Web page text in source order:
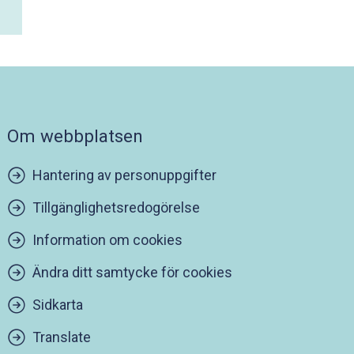
Om webbplatsen
Hantering av personuppgifter
Tillgänglighetsredogörelse
Information om cookies
Ändra ditt samtycke för cookies
Sidkarta
Translate